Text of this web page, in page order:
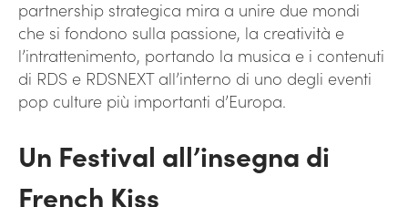
partnership strategica mira a unire due mondi
che si fondono sulla passione, la creatività e
l’intrattenimento, portando la musica e i contenuti
di RDS e RDSNEXT all’interno di uno degli eventi
pop culture più importanti d’Europa.
Un Festival all’insegna di
French Kiss